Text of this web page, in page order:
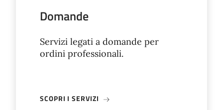
Domande
Servizi legati a domande per
ordini professionali.
SCOPRI I SERVIZI